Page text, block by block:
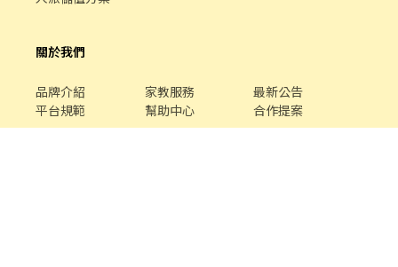
關於我們
品牌介紹 家教服務
最新公告
平台規範
幫助中心 合作提案